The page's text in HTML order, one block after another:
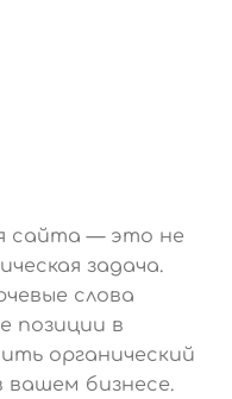
сайта — это не
задача.
слова
позиции в
органический
вашем бизнесе.